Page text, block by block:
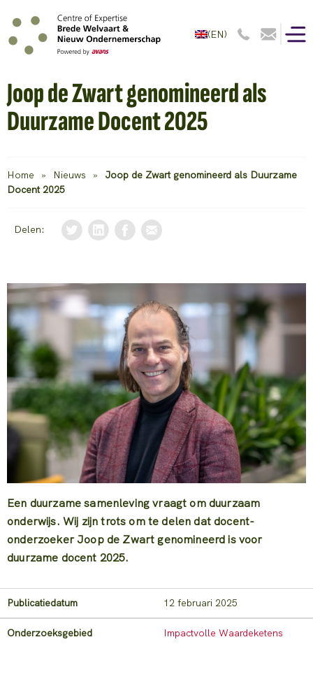
(EN)
Joop de Zwart genomineerd als
Duurzame Docent 2025
Home » Nieuws »
Joop de Zwart genomineerd als Duurzame
Docent 2025
Delen:
Een duurzame samenleving vraagt om duurzaam
onderwijs. Wij zijn trots om te delen dat docent-
onderzoeker Joop de Zwart genomineerd is voor
duurzame docent 2025.
Publicatiedatum 12 februari 2025
Onderzoeksgebied Impactvolle Waardeketens